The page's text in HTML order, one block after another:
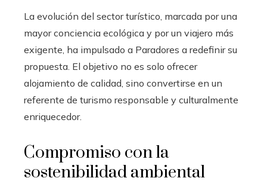
La evolución del sector turístico, marcada por una
mayor conciencia ecológica y por un viajero más
exigente, ha impulsado a Paradores a redefinir su
propuesta. El objetivo no es solo ofrecer
alojamiento de calidad, sino convertirse en un
referente de turismo responsable y culturalmente
enriquecedor.
Compromiso con la
sostenibilidad ambiental